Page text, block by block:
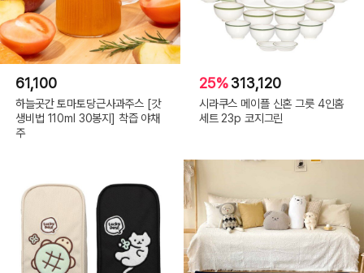
61,100
하늘곳간 토마토당근사과주스 [갓
생비법 110ml 30봉지] 착즙 야채
주
25%313,120
시라쿠스 메이플 신혼 그릇 4인홈
세트 23p 코지그린